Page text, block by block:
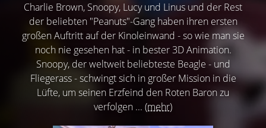
Charlie Brown, Snoopy, Lucy und Linus und der Rest
der beliebten "Peanuts"-Gang haben ihren ersten
großen Auftritt auf der Kinoleinwand - so wie man sie
noch nie gesehen hat - in bester 3D Animation.
Snoopy, der weltweit beliebteste Beagle - und
Fliegerass - schwingt sich in großer Mission in die
Lüfte, um seinen Erzfeind den Roten Baron zu
verfolgen ... (mehr)